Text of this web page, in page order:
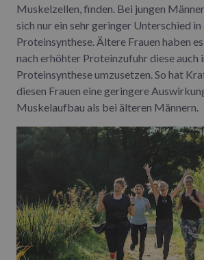
Muskelzellen, finden. Bei jungen
sich nur ein sehr geringer Unterschied in
Proteinsynthese. Ältere Frauen haben
nach erhöhter Proteinzufuhr diese auch
Proteinsynthese umzusetzen. So hat
diesen Frauen eine geringere
Muskelaufbau als bei älteren Männern.